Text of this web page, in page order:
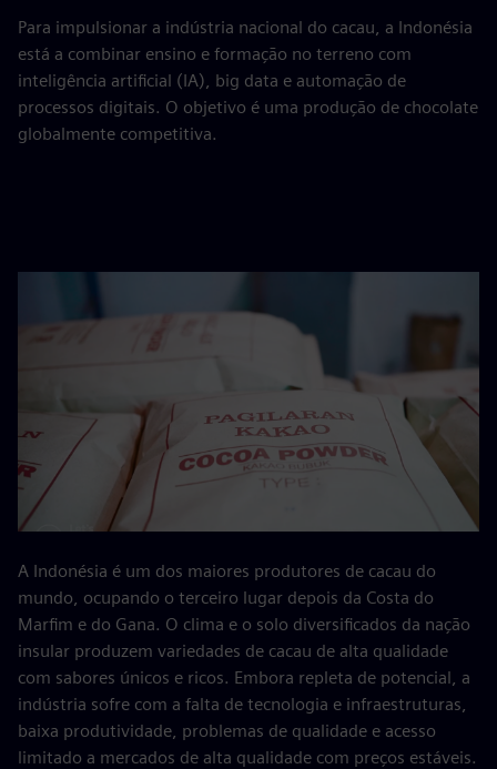
Para impulsionar a indústria nacional do cacau, a Indonésia
está a combinar ensino e formação no terreno com
inteligência artificial (IA), big data e automação de
processos digitais. O objetivo é uma produção de chocolate
globalmente competitiva.
A Indonésia é um dos maiores produtores de cacau do
mundo, ocupando o terceiro lugar depois da Costa do
Marfim e do Gana. O clima e o solo diversificados da nação
insular produzem variedades de cacau de alta qualidade
com sabores únicos e ricos. Embora repleta de potencial, a
indústria sofre com a falta de tecnologia e infraestruturas,
baixa produtividade, problemas de qualidade e acesso
limitado a mercados de alta qualidade com preços estáveis.